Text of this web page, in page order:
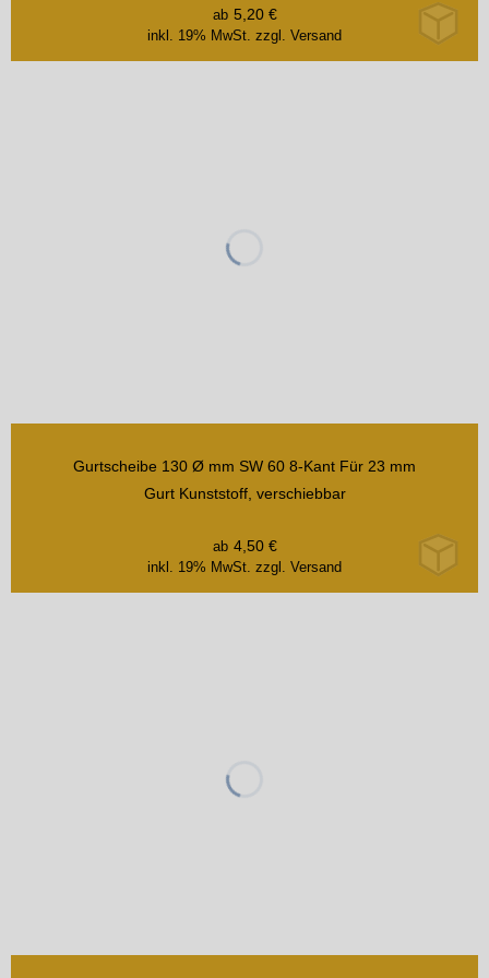
inkl. 19% MwSt. zzgl. Versand
ab 5,20€
Gurtscheibe 130 Ø mm SW 60 8-Kant Für 23 mm
Gurt Kunststoff, verschiebbar
inkl. 19% MwSt. zzgl. Versand
ab 4,50€